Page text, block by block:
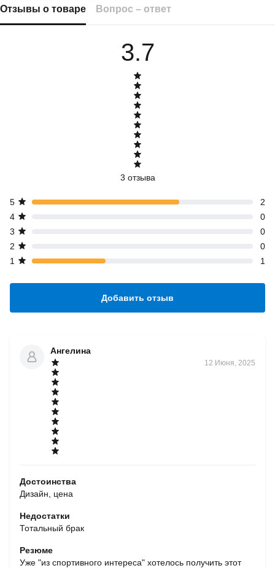
Отзывы о товаре Вопрос – ответ
3.7
3 отзыва
5
2
4
0
3
0
2
0
1
1
Добавить отзыв
Ангелина
12 Июня, 2025
Достоинства
Дизайн, цена
Недостатки
Тотальный брак
Резюме
Уже "из спортивного интереса" хотелось получить этот